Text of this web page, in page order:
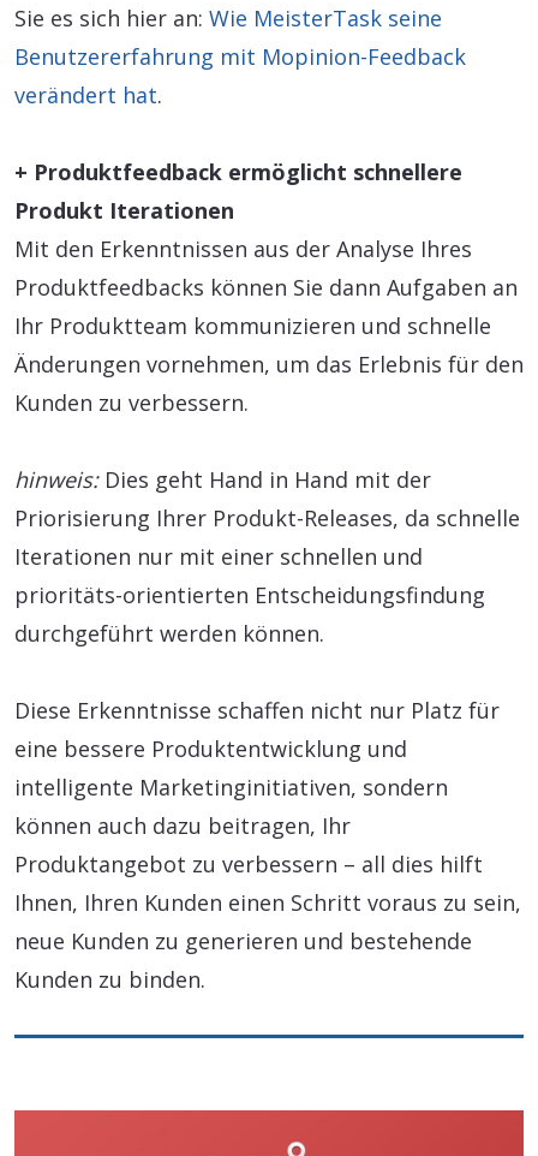
Sie es sich hier an: Wie MeisterTask seine
Benutzererfahrung mit Mopinion-Feedback
verändert hat.
+ Produktfeedback ermöglicht schnellere
Produkt Iterationen
Mit den Erkenntnissen aus der Analyse Ihres
Produktfeedbacks können Sie dann Aufgaben an
Ihr Produktteam kommunizieren und schnelle
Änderungen vornehmen, um das Erlebnis für den
Kunden zu verbessern.
hinweis:Dies geht Hand in Hand mit der
Priorisierung Ihrer Produkt-Releases, da schnelle
Iterationen nur mit einer schnellen und
prioritäts-orientierten Entscheidungsfindung
durchgeführt werden können.
Diese Erkenntnisse schaffen nicht nur Platz für
eine bessere Produktentwicklung und
intelligente Marketinginitiativen, sondern
können auch dazu beitragen, Ihr
Produktangebot zu verbessern – all dies hilft
Ihnen, Ihren Kunden einen Schritt voraus zu sein,
neue Kunden zu generieren und bestehende
Kunden zu binden.